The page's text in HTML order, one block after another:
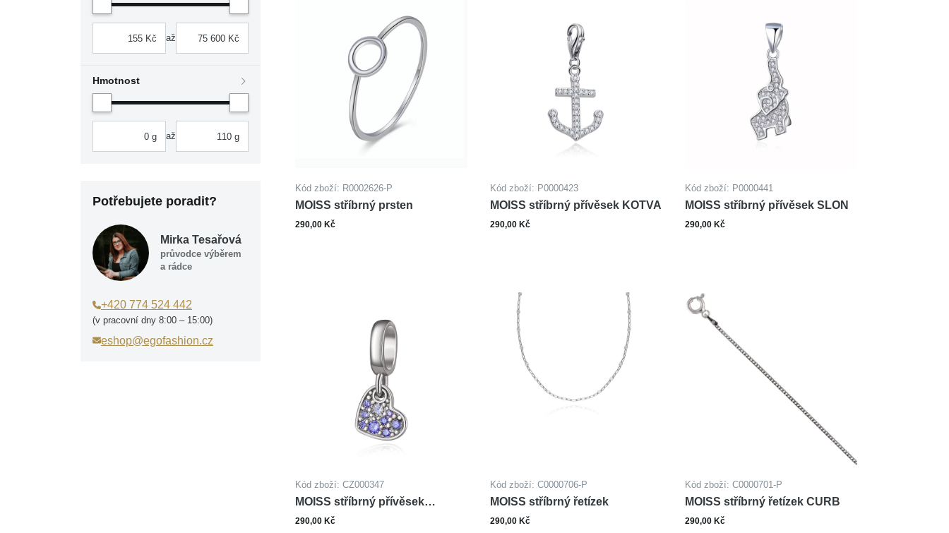
až
Hmotnost
až
Potřebujete poradit?
Mirka Tesařová
průvodce výběrem
a rádce
+420 774 524 442
(v pracovní dny 8:00 – 15:00)
eshop@egofashion.cz
Kód zboží: R0002626-P
MOISS stříbrný prsten
290,00 Kč
Kód zboží: P0000423
MOISS stříbrný přívěsek KOTVA
290,00 Kč
Kód zboží: P0000441
MOISS stříbrný přívěsek SLON
290,00 Kč
Kód zboží: CZ000347
MOISS stříbrný přívěsek
SRDCE
290,00 Kč
Kód zboží: C0000706-P
MOISS stříbrný řetízek
290,00 Kč
Kód zboží: C0000701-P
MOISS stříbrný řetízek CURB
290,00 Kč